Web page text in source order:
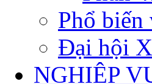
Phổ biến
Đại hội
NGHIỆP